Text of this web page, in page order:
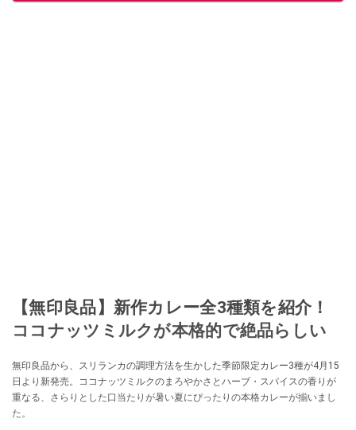
【無印良品】新作カレー全3種類を紹介！
ココナッツミルクが本格的で絶品らしい
無印良品から、スリランカの調理方法を生かした季節限定カレー3種が4月15
日より新発売。ココナッツミルクのまろやかさとハーブ・スパイスの香りが
重なる、さらりとした口当たりが暑い夏にぴったりの本格カレーが揃いまし
た。